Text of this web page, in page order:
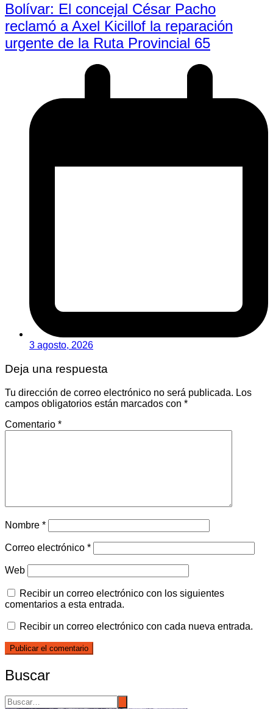
Bolívar: El concejal César Pacho
reclamó a Axel Kicillof la reparación
urgente de la Ruta Provincial 65
3 agosto, 2026
Deja una respuesta
Tu dirección de correo electrónico no será publicada. Los
campos obligatorios están marcados con *
Comentario *
Nombre *
Correo electrónico *
Web
Recibir un correo electrónico con los siguientes
comentarios a esta entrada.
Recibir un correo electrónico con cada nueva entrada.
Buscar